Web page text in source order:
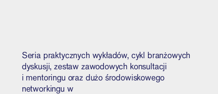
Seria praktycznych wykładów, cykl branżowych
dyskusji, zestaw zawodowych konsultacji
i mentoringu oraz dużo środowiskowego
networkingu w